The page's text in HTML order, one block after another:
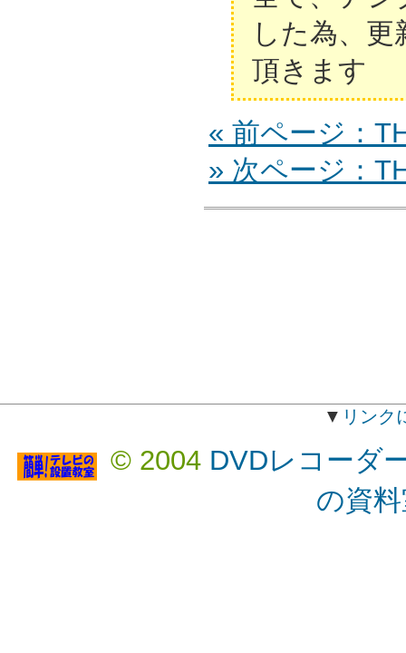
した為、
頂きます
« 前ページ：
» 次ページ：
▼ リンク
© 2004 DVDレコーダ
の資